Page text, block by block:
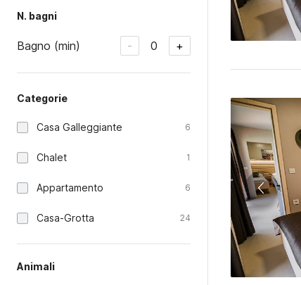
N. bagni
Bagno (min) - 0 +
Categorie
Casa Galleggiante 6
Chalet 1
Appartamento 6
Casa-Grotta 24
Animali